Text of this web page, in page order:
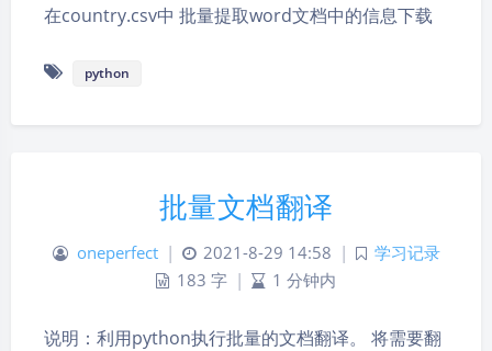
在country.csv中 批量提取word文档中的信息下载
python
批量文档翻译
oneperfect | 2021-8-29 14:58 |
学习记录
183 字 | 1 分钟内
说明：利用python执行批量的文档翻译。 将需要翻